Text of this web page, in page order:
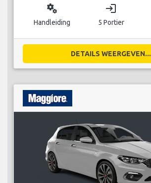
miscellaneous_services
Handleiding
login
5 Portier
DETAILS WEERGEVEN...